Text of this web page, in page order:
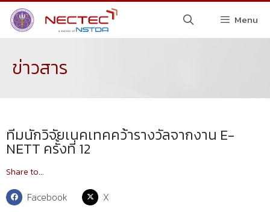
Menu
ข่าวสาร
ทีมนักวิจัยเนคเทคคว้ารางวัลจากงาน E-
NETT ครั้งที่ 12
Share to...
Facebook X